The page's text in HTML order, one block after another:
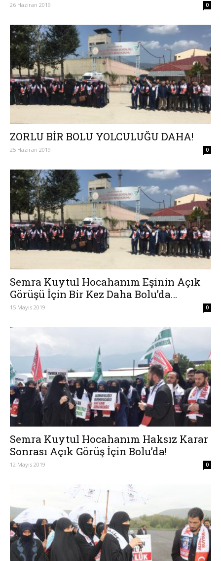
26 Haziran 2019 0
ZORLU BİR BOLU YOLCULUĞU DAHA!
25 Haziran 2019 0
Semra Kuytul Hocahanım Eşinin Açık
Görüşü İçin Bir Kez Daha Bolu’da…
15 Mayıs 2019 0
Semra Kuytul Hocahanım Haksız Karar
Sonrası Açık Görüş İçin Bolu’da!
12 Mayıs 2019 0